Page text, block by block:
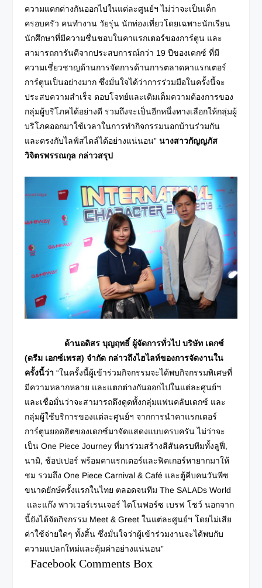
ความแตกต่างกันออกไปในแต่ละศูนย์ฯ ไม่ว่าจะเป็นเด็ก
ครอบครัว คนทำงาน วัยรุ่น นักท่องเที่ยวโดยเฉพาะนักเรียน
นักศึกษาที่มีความชื่นชอบในคาแรกเตอร์ของการ์ตูน และ
สามารถการันตีจากประสบการณ์กว่า 19 ปีของเดกซ์ ที่มี
ความเชี่ยวชาญด้านการจัดการด้านการตลาดคาแรกเตอร์
การ์ตูนเป็นอย่างมาก ซึ่งมั่นใจได้ว่าการร่วมมือในครั้งนี้จะ
ประสบความสำเร็จ ตอบโจทย์และเติมเต็มความต้องการของ
กลุ่มผู้บริโภคได้อย่างดี รวมถึงจะเป็นอีกหนึ่งทางเลือกให้กลุ่มผู้
บริโภคออกมาใช้เวลาในการทำกิจกรรมนอกบ้านร่วมกัน
และตรงกับไลฟ์สไตล์ได้อย่างแน่นอน”นางสาวกัญญภัส
วิจิตรพรรณกุล กล่าวสรุป
ด้านอดิสร บุญฤทธิ์ ผู้จัดการทั่วไป บริษัท เดกซ์
(ดรีม เอกซ์เพรส) จำกัด กล่าวถึงไฮไลท์ของการจัดงานใน
ครั้งนี้ว่า“ในครั้งนี้ผู้เข้าร่วมกิจกรรมจะได้พบกิจกรรมพิเศษที่
มีความหลากหลาย และแตกต่างกันออกไปในแต่ละศูนย์ฯ
และเชื่อมั่นว่าจะสามารถดึงดูดทั้งกลุ่มแฟนคลับเดกซ์ และ
กลุ่มผู้ใช้บริการของแต่ละศูนย์ฯ จากการนำคาแรกเตอร์
การ์ตูนยอดฮิตของเดกซ์มาจัดแสดงแบบครบครัน ไม่ว่าจะ
เป็น One Piece Journey ที่มาร่วมสร้างสีสันครบทีมทั้งลูฟี่,
นามิ, ช้อปเปอร์ พร้อมคาแรกเตอร์และฟิคเกอร์หายากมาให้
ชม รวมถึง One Piece Carnival & Café และตู้คีบคนวันพีซ
ขนาดยักษ์ครั้งแรกในไทย ตลอดจนทีม The SALADs World
และแก๊ง พาวเวอร์เรนเจอร์ ไดโนฟอร์ซ เบรฟ โชว์ นอกจาก
นี้ยังได้จัดกิจกรรม Meet & Greet ในแต่ละศูนย์ฯ โดยไม่เสีย
ค่าใช้จ่ายใดๆ ทั้งสิ้น ซึ่งมั่นใจว่าผู้เข้าร่วมงานจะได้พบกับ
ความแปลกใหม่และคุ้มค่าอย่างแน่นอน”
Facebook Comments Box